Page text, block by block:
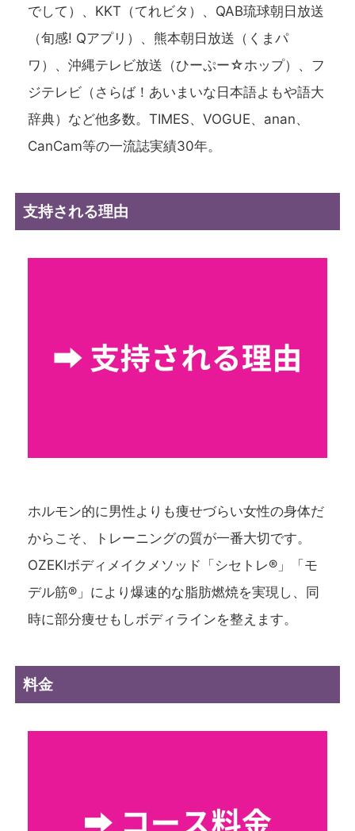
でして）、KKT（てれビタ）、QAB琉球朝日放送
（旬感! Qアプリ）、熊本朝日放送（くまパ
ワ）、沖縄テレビ放送（ひーぷー☆ホップ）、フ
ジテレビ（さらば！あいまいな日本語よもや語大
辞典）など他多数。TIMES、VOGUE、anan、
CanCam等の一流誌実績30年。
支持される理由
ホルモン的に男性よりも痩せづらい女性の身体だ
からこそ、トレーニングの質が一番大切です。
OZEKIボディメイクメソッド「シセトレ®」「モ
デル筋®」により爆速的な脂肪燃焼を実現し、同
時に部分痩せもしボディラインを整えます。
料金